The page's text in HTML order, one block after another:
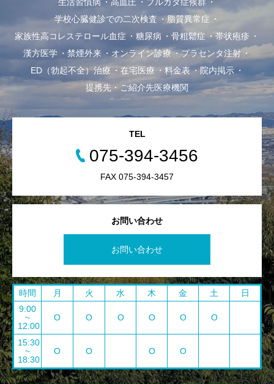
学校心臓健診での二次検査
脂質異常症
家族性高コレステロール血症
糖尿病 骨粗鬆症
帯状疱疹
漢方医学
禁煙外来 オンライン診療
プラセンタ注射
ED（勃起不全）治療
在宅医療 料金表
院内掲示
提携先・ご紹介先医療機関
お問い合わせ
お問い合わせ
TEL
075-394-3456
FAX 075-394-3457
時間 月 火 水 木 金 土
日
9:00
~
12:00
O O O O O O
15:30
~
18:30
O O O O